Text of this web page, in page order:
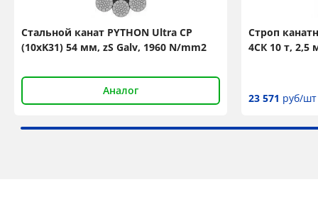
Стальной канат PYTHON Ultra CP
(10xK31) 54 мм, zS Galv, 1960 N/mm2
Аналог
Строп
4СК 10 т,
23 571 руб/шт